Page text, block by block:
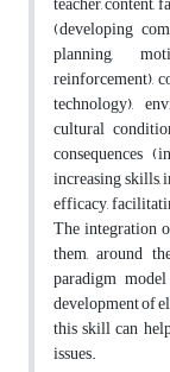
(developing
planning,
reinforcement),
technology),
cultural
consequences
increasing skills,
efficacy,
The integration
them, around
paradigm
development of
this skill can
issues.